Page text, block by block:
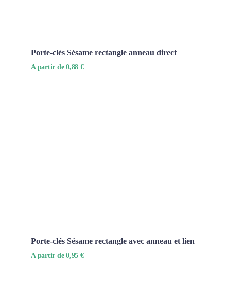
Porte-clés Sésame rectangle anneau direct
A partir de 0,88 €
Porte-clés Sésame rectangle avec anneau et lien
A partir de 0,95 €